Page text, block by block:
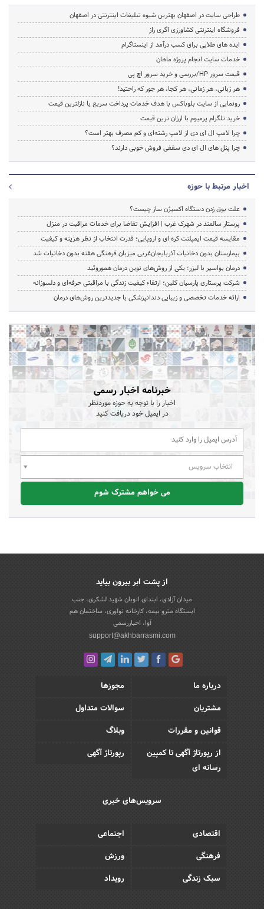
طراحی سایت در اصفهان بهترین شیوه تبلیغات اینترنتی در اصفهان
فروشگاه اینترنتی کشاورزی اگری راز
ایده های طلایی برای کسب درآمد از اینستاگرام
خدمات سایت انجام پروژه ماهان
قیمت سرور HP/بررسی و خرید سرور اچ پی
هر زبانی، هر زمانی، هر کجا، هر جور که راحتید!
رونمایی از سایت بلوباکس با هدف خدمات پرداخت سریع با نازلترین قیمت
خرید تلگرام پرمیوم با ارزان ترین قیمت
چرا لامپ ال ای دی از لامپ رشته‌ای و کم مصرف بهتر است؟
چرا پنل های ال ای دی سقفی فروش خوبی دارند؟
اخبار مرتبط با حوزه
علت بوق زدن دستگاه اکسیژن ساز چیست؟
پرستار سالمند در شهرک غرب | افزایش تقاضا برای خدمات مراقبت در منزل
مقایسه قیمت ایمپلنت کره ای و اروپایی؛ قدرت انتخاب از نظر هزینه و کیفیت
بیمارستان بدون دخانیات آذربایجان‌غربی میزبان فرهنگی هفته بدون دخانیات شد
درمان بواسیر با لیزر؛ یکی از روش‌های نوین درمان هموروئید
شرکت پرستاری پارسیان کلین؛ ارتقاء کیفیت زندگی با مراقبتی حرفه‌ای و دلسوزانه
ارائه خدمات تخصصی و زیبایی دندانپزشکی با جدیدترین روش‌های درمان
خبرنامه اخبار رسمی
اخبار را با توجه به حوزه موردنظر
در ایمیل خود دریافت کنید
انتخاب سرویس
می خواهم مشترک شوم
از پشت ابر بیرون بیاید
میدان آزادی، ابتدای اتوبان شهید لشکری، جنب
ایستگاه مترو بیمه، کارخانه نوآوری، ساختمان هم
آوا، اخباررسمی
support@akhbarrasmi.com
درباره ما
مجوزها
مشتریان
سوالات متداول
قوانین و مقررات
وبلاگ
از رپورتاژ آگهی تا کمپین
رسانه ای
رپورتاژ آگهی
سرویس‌های خبری
اقتصادی
اجتماعی
فرهنگی
ورزش
سبک زندگی
رویداد